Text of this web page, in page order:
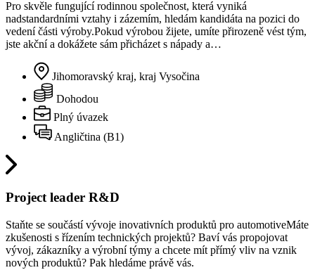
Pro skvěle fungující rodinnou společnost, která vyniká
nadstandardními vztahy i zázemím, hledám kandidáta na pozici do
vedení části výroby.Pokud výrobou žijete, umíte přirozeně vést tým,
jste akční a dokážete sám přicházet s nápady a…
Jihomoravský kraj, kraj Vysočina
Dohodou
Plný úvazek
Angličtina (B1)
Project leader R&D
Staňte se součástí vývoje inovativních produktů pro automotiveMáte
zkušenosti s řízením technických projektů? Baví vás propojovat
vývoj, zákazníky a výrobní týmy a chcete mít přímý vliv na vznik
nových produktů? Pak hledáme právě vás.